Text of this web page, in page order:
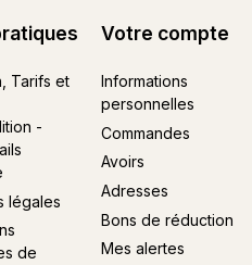
Tarifs et
-
légales
de
Votre compte
Informations
personnelles
Commandes
Avoirs
Adresses
Bons de réduction
Mes alertes